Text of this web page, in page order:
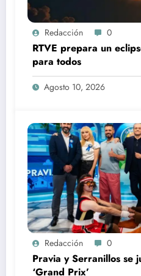
Redacción 0
RTVE prepara un
para todos
Agosto 10, 2026
Redacción 0
Pravia y Serranillos se
‘Grand Prix’